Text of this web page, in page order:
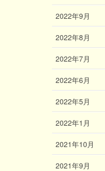
2022年9月
2022年8月
2022年7月
2022年6月
2022年5月
2022年1月
2021年10月
2021年9月